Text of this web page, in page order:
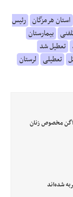
استان هرمزگان رئیس
بیمارستان
تعطیل شد
تعطیلی لرستان
مخصوص زنان
شده‌اند